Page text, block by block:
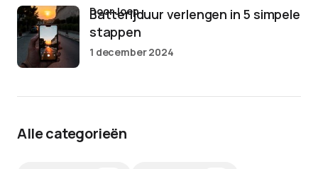
Batterijduur verlengen in 5 simpele
stappen
door Joep
1 december 2024
Alle categorieën